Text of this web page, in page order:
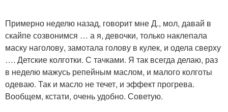
Примерно неделю назад, говорит мне Д., мол, давай в
скайпе созвонимся … а я, девочки, только наклепала
маску наголову, замотала голову в кулек, и одела сверху
…. Детские колготки. С тачками. Я так всегда делаю, раз
в неделю мажусь репейным маслом, и малого колготы
одеваю. Так и масло не течет, и эффект прогрева.
Вообщем, кстати, очень удобно. Советую.